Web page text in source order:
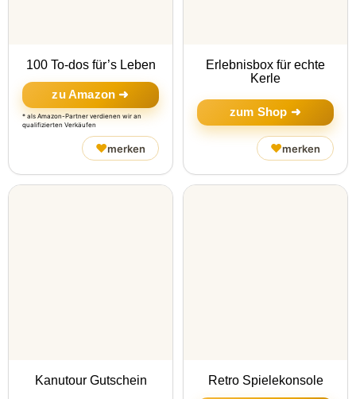
100 To-dos für’s Leben
zu Amazon ➜
* als Amazon-Partner verdienen wir an
qualifizierten Verkäufen
♥merken
Erlebnisbox für echte
Kerle
zum Shop ➜
♥merken
Kanutour Gutschein Retro Spielekonsole